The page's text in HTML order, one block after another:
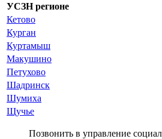
УСЗН регионе
Кетово
Курган
Куртамыш
Макушино
Петухово
Шадринск
Шумиха
Щучье
Позвонить в управление